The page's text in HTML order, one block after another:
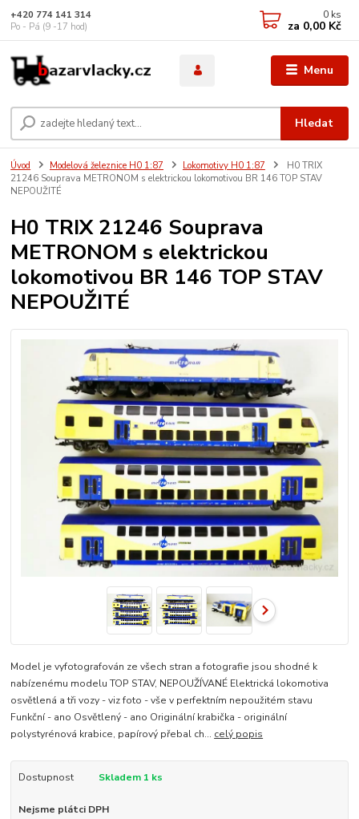
Menu
Hledat
+420 774 141 314
Po - Pá (9 -17 hod)
0 ks
za 0,00 Kč
Úvod Modelová železnice H0 1:87 Lokomotivy H0 1:87
H0 TRIX
21246 Souprava METRONOM s elektrickou lokomotivou BR 146 TOP STAV
NEPOUŽITÉ
H0 TRIX 21246 Souprava
METRONOM s elektrickou
lokomotivou BR 146 TOP STAV
NEPOUŽITÉ
Model je vyfotografován ze všech stran a fotografie jsou shodné k
nabízenému modelu TOP STAV, NEPOUŽÍVANÉ Elektrická lokomotiva
osvětlená a tři vozy - viz foto - vše v perfektním nepoužitém stavu
Funkční - ano Osvětlený - ano Originální krabička - originální
polystyrénová krabice, papírový přebal ch... celý popis
Dostupnost Skladem 1 ks
Nejsme plátci DPH